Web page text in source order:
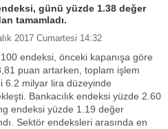
günü yüzde 1.38 değer
tamamladı.
2017 Cumartesi 14:32
endeksi, önceki kapanışa göre
puan artarken, toplam işlem
6.2 milyar lira düzeyinde
Bankacılık endeksi yüzde 2.60
endeksi yüzde 1.19 değer
Sektör endeksleri arasında en